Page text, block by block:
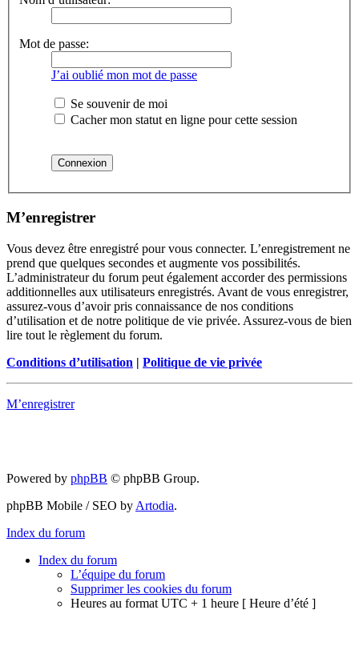
Mot de passe:
J’ai oublié mon mot de passe
Se souvenir de moi
Cacher mon statut en ligne pour cette session
M’enregistrer
Vous devez être enregistré pour vous connecter. L’enregistrement ne
prend que quelques secondes et augmente vos possibilités.
L’administrateur du forum peut également accorder des permissions
additionnelles aux utilisateurs enregistrés. Avant de vous enregistrer,
assurez-vous d’avoir pris connaissance de nos conditions
d’utilisation et de notre politique de vie privée. Assurez-vous de bien
lire tout le règlement du forum.
Conditions d’utilisation | Politique de vie privée
M’enregistrer
Powered by phpBB © phpBB Group.
phpBB Mobile / SEO by Artodia.
Index du forum
Index du forum
L’équipe du forum
Supprimer les cookies du forum
Heures au format UTC + 1 heure [ Heure d’été ]